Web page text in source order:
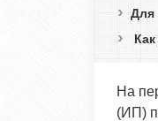
Для
На
(ИП)